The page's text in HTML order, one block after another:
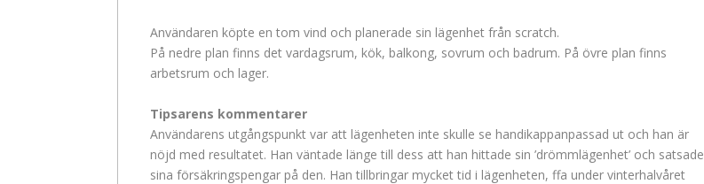
Användaren köpte en tom vind och planerade sin lägenhet från scratch.
På nedre plan finns det vardagsrum, kök, balkong, sovrum och badrum. På övre plan finns
arbetsrum och lager.
Tipsarens kommentarer
Användarens utgångspunkt var att lägenheten inte skulle se handikappanpassad ut och han är
nöjd med resultatet. Han väntade länge till dess att han hittade sin ’drömmlägenhet’ och satsade
sina försäkringspengar på den. Han tillbringar mycket tid i lägenheten, ffa under vinterhalvåret